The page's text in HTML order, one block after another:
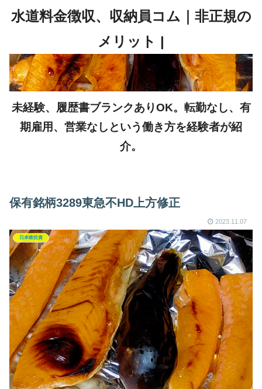
未経験、履歴書ブランクありOK。転勤なし、有
期雇用、営業なしという働き方を経験者が紹
介。
保有銘柄3289東急不HD上方修正
2023.11.07
日本株投資